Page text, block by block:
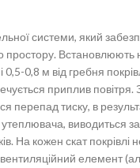
системи, який
простору.
0,5-0,8 м від гребня
приплив повітря.
перепад тиску, в
виводиться
На кожен скат покрівлі
елемент